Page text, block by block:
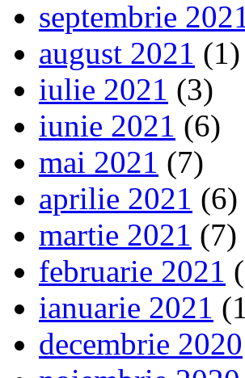
septembrie 2021
august 2021 (1)
iulie 2021 (3)
iunie 2021 (6)
mai 2021 (7)
aprilie 2021 (6)
martie 2021 (7)
februarie 2021
ianuarie 2021
decembrie 2020